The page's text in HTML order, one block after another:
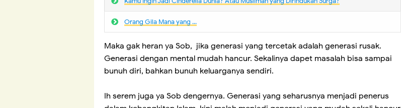
Orang Gila Mana yang ...
Maka gak heran ya Sob, jika generasi yang tercetak adalah generasi rusak.
Generasi dengan mental mudah hancur. Sekalinya dapet masalah bisa sampai
bunuh diri, bahkan bunuh keluarganya sendiri.
Ih serem juga ya Sob dengernya. Generasi yang seharusnya menjadi penerus